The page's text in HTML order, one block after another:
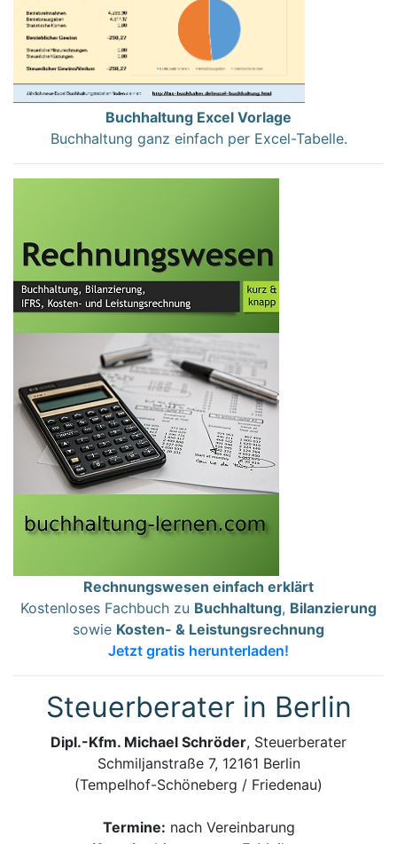
Buchhaltung Excel Vorlage
Buchhaltung ganz einfach per Excel-Tabelle.
Rechnungswesen einfach erklärt
Kostenloses Fachbuch zu Buchhaltung, Bilanzierung
sowie Kosten- & Leistungsrechnung
Jetzt gratis herunterladen!
Steuerberater in Berlin
Dipl.-Kfm. Michael Schröder, Steuerberater
Schmiljanstraße 7, 12161 Berlin
(Tempelhof-Schöneberg / Friedenau)
Termine: nach Vereinbarung